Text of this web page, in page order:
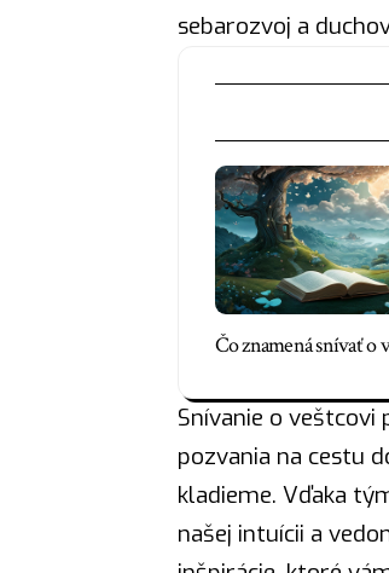
sebarozvoj a
Čo znamená snívať o
Snívanie o
pozvania na cestu
kladieme. Vďaka
našej intuícii a